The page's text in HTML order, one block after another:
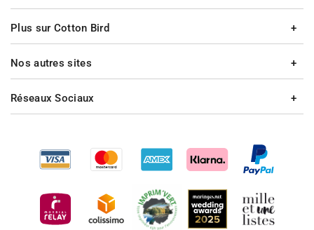
Plus sur Cotton Bird
Nos autres sites
Réseaux Sociaux